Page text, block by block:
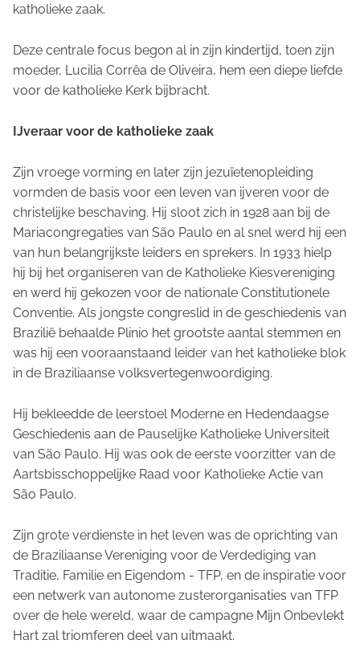
katholieke zaak.
Deze centrale focus begon al in zijn kindertijd, toen zijn
moeder, Lucilia Corrêa de Oliveira, hem een diepe liefde
voor de katholieke Kerk bijbracht.
IJveraar voor de katholieke zaak
Zijn vroege vorming en later zijn jezuïetenopleiding
vormden de basis voor een leven van ijveren voor de
christelijke beschaving. Hij sloot zich in 1928 aan bij de
Mariacongregaties van São Paulo en al snel werd hij een
van hun belangrijkste leiders en sprekers. In 1933 hielp
hij bij het organiseren van de Katholieke Kiesvereniging
en werd hij gekozen voor de nationale Constitutionele
Conventie. Als jongste congreslid in de geschiedenis van
Brazilië behaalde Plinio het grootste aantal stemmen en
was hij een vooraanstaand leider van het katholieke blok
in de Braziliaanse volksvertegenwoordiging.
Hij bekleedde de leerstoel Moderne en Hedendaagse
Geschiedenis aan de Pauselijke Katholieke Universiteit
van São Paulo. Hij was ook de eerste voorzitter van de
Aartsbisschoppelijke Raad voor Katholieke Actie van
São Paulo.
Zijn grote verdienste in het leven was de oprichting van
de Braziliaanse Vereniging voor de Verdediging van
Traditie, Familie en Eigendom - TFP, en de inspiratie voor
een netwerk van autonome zusterorganisaties van TFP
over de hele wereld, waar de campagne Mijn Onbevlekt
Hart zal triomferen deel van uitmaakt.